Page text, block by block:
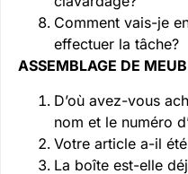
Comment vais-je
effectuer la tâche?
ASSEMBLAGE DE
D’où avez-vous
nom et le numéro
Votre article a-il
La boîte est-elle